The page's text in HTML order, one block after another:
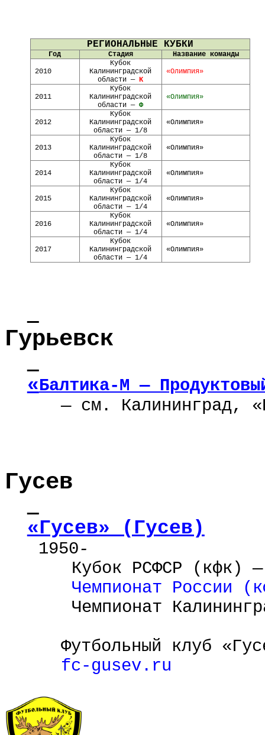
РЕГИОНАЛЬНЫЕ КУБКИ
Год Стадия Название команды
2010
Кубок
Калининградской
области —К
«Олимпия»
2011
Кубок
Калининградской
области —Ф
«Олимпия»
2012
Кубок
Калининградской
области — 1/8
«Олимпия»
2013
Кубок
Калининградской
области — 1/8
«Олимпия»
2014
Кубок
Калининградской
области — 1/4
«Олимпия»
2015
Кубок
Калининградской
области — 1/4
«Олимпия»
2016
Кубок
Калининградской
области — 1/4
«Олимпия»
2017
Кубок
Калининградской
области — 1/4
«Олимпия»
Гурьевск
«Балтика-М —
— см. Калининград,
Гусев
«Гусев» (Гусев)
1950-
Кубок РСФСР ( кфк )
Чемпионат России (
Чемпионат
Футбольный клуб
fc-gusev.ru